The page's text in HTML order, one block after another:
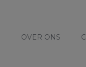
OVER ONS